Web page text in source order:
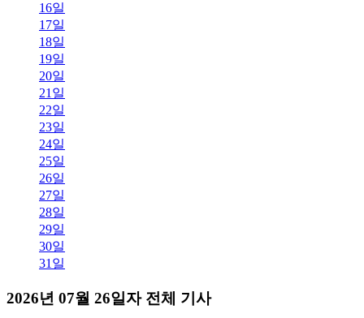
16일
17일
18일
19일
20일
21일
22일
23일
24일
25일
26일
27일
28일
29일
30일
31일
2026년 07월 26일자 전체 기사